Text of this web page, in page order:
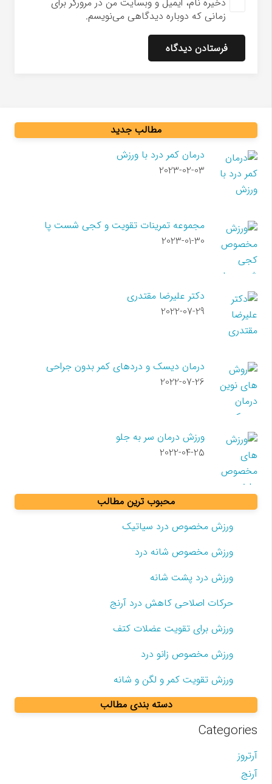
زمانی که دوباره دیدگاهی می‌نویسم.
فرستادن دیدگاه
مطالب جدید
درمان کمر درد با ورزش
2023-02-03
مجموعه تمرینات تقویت و کجی شست پا
2023-01-30
دکتر علیرضا مقتدری
2022-07-29
درمان دیسک و دردهای کمر بدون جراحی
2022-07-26
ورزش درمان سر به جلو
2022-04-25
محبوب ترین مطالب
ورزش مخصوص درد سیاتیک
ورزش مخصوص شانه درد
ورزش درد پشت شانه
حرکات اصلاحی کاهش درد آرنج
ورزش برای تقویت عضلات کتف
ورزش مخصوص زانو درد
ورزش تقویت کمر و لگن و شانه
دسته بندی مطالب
Categories
آرتروز
آرنج